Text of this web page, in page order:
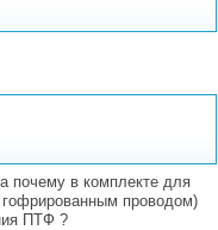
почему в комплекте для
проводом)
ПТФ ?